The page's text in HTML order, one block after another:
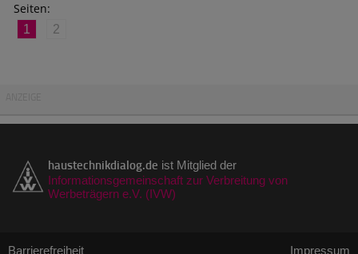
Seiten:
1 2
haustechnikdialog.de ist Mitglied der
Informationsgemeinschaft zur Verbreitung von
Werbeträgern e.V. (IVW)
Barrierefreiheit Impressum